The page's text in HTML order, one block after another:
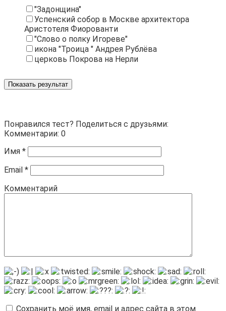
"Задонщина"
Успенский собор в Москве архитектора
Аристотеля Фиорованти
"Слово о полку Игореве"
икона "Троица " Андрея Рублёва
церковь Покрова на Нерли
Показать результат
Понравился тест? Поделиться с друзьями:
Комментарии: 0
Имя *
Email *
Комментарий
Сохранить моё имя, email и адрес сайта в этом